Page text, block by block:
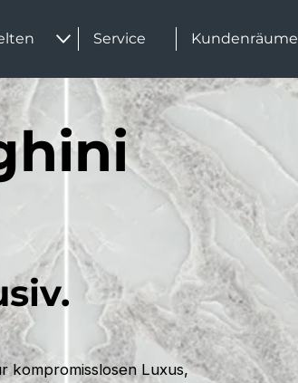
Service Kundenräume
kompromisslosen Luxus,